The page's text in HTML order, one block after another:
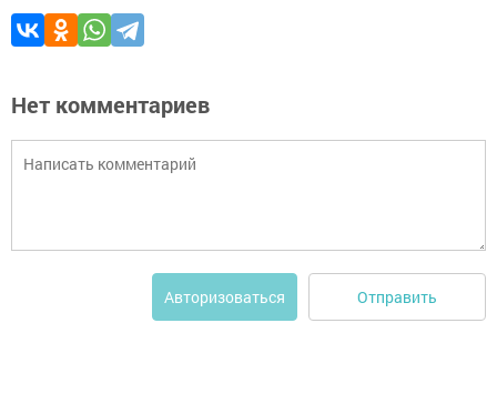
Нет комментариев
Авторизоваться Отправить